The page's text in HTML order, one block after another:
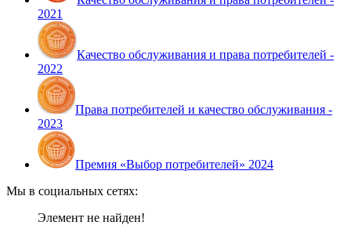
2021
Качество обслуживания и права потребителей -
2022
Права потребителей и качество обслуживания -
2023
Премия «Выбор потребителей» 2024
Мы в социальных сетях:
Элемент не найден!